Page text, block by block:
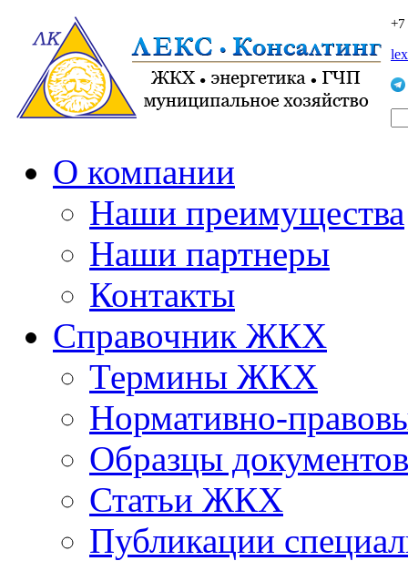
О компании
Наши преимущества
Наши партнеры
Контакты
Справочник ЖКХ
Термины ЖКХ
Нормативно-
Образцы документов
Статьи ЖКХ
Публикации